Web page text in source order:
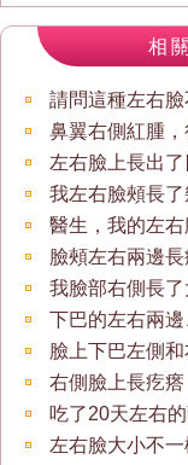
相
請問這種左右
鼻翼右側紅腫
左右臉上長出
我左右臉頰長
醫生，我的左
臉頰左右兩邊
我臉部右側長
下巴的左右兩
臉上下巴左側
右側臉上長疙瘩
吃了20天左右
左右臉大小不